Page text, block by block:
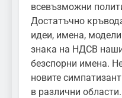
всевъзможни
Достатъчно
идеи, имена,
знака на НДСВ
безспорни имена.
новите
в различни области.